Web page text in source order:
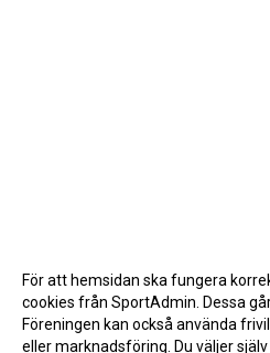
För att hemsidan ska fungera
cookies från SportAdmin. Dessa
Föreningen kan också använda
eller marknadsföring. Du väljer